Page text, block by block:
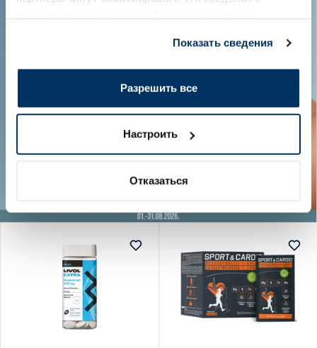
Показать сведения
Разрешить все
Настроить
Отказаться